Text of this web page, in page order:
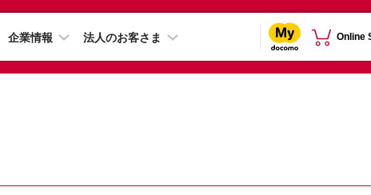
企業情報 法人のお客さま Online